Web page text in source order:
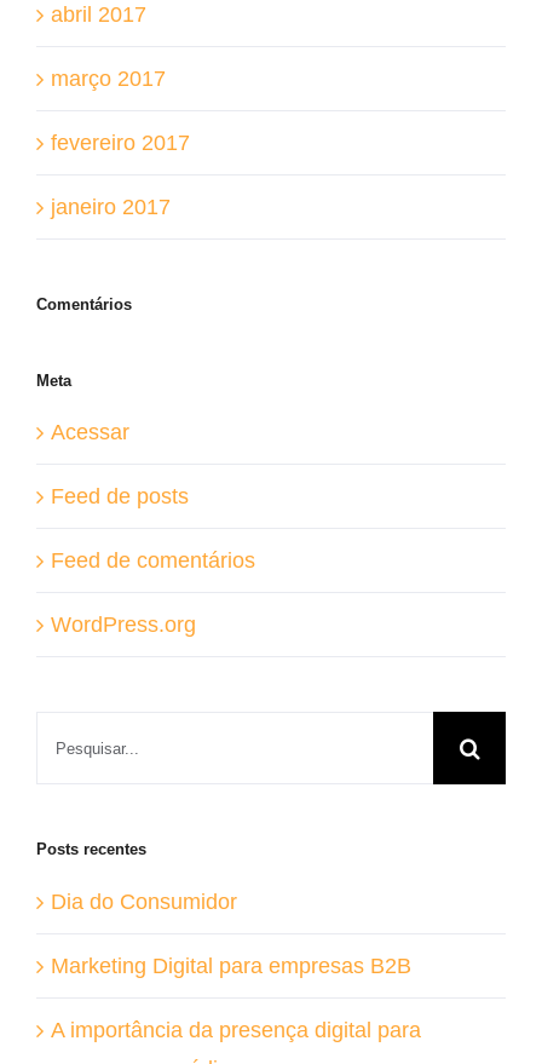
abril 2017
março 2017
fevereiro 2017
janeiro 2017
Comentários
Meta
Acessar
Feed de posts
Feed de comentários
WordPress.org
Posts recentes
Dia do Consumidor
Marketing Digital para empresas B2B
A importância da presença digital para